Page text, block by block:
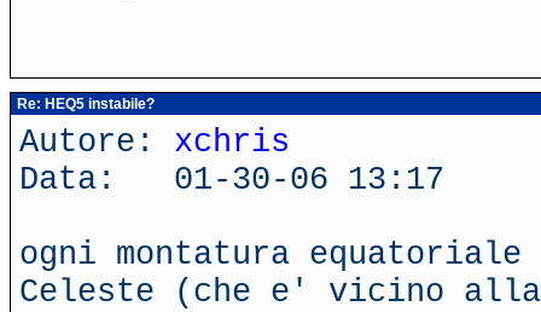
Re: HEQ5 instabile?
Autore: xchris
Data: 01-30-06 13:17
ogni montatura
Celeste (che e' vicino